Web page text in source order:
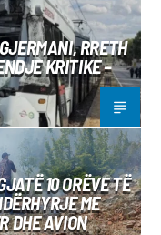
RRETH
KRITIKE –
10 ORËVE TË
ME
DHE AVION